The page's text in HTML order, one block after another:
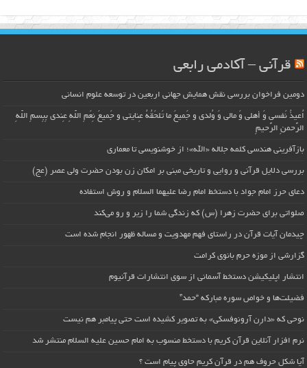
قرآنی – آکادمی رابعی
دومین فراخوان بررسی نقش همایش جهانی اربعین در توسعه علوم انسانی
اُعیذُ نَفسی وَ أهلی وَ مالی وَ وُلدی و جَمیعَ ما تَلحَقُهُ عِنایتی و جَمیعَ نِعَمِ اللّهِ عِندی بِبِسمِ اللّهِ
الرَّحمنِ الرَّحیمِ
بازآفرینی هندسی کلمه جلاله «الله»؛ از خوشنویسی تا معماری
بررسی دلایل قرآنی و روایی و تاریخی مبنی بر امکان زن بودن حضرت ولی عصر (عج)
دعای حرز امام جواد با دستخط امام رضا علیهما السلام و روش استفاده
صلواتی برای حضرت زهرا (س) که زندگی شما را زیر و رو می‌کند
چیدمان آیات قرآن در راستای فهم مهدویت و مساله ظهور انجام شده است
گزارشی از موزه حرم بانوی کرامت
انتشار اپلیکیشن دستخط آسمانی از سوی انتشارات قرآنیوم
فضیلت‌ها و خواص سوره مبارکه “حمد”
نوحی که «دارِن آرونوفسکی» به تصویر کشیده است حتی پیامبر هم نیست
نرم افزار آنلاین قرآن کریم با دستخط منسوب به امام حسین علیه السلام منتشر شد
آیا شکل حروف هم در قرآن کریم حاوی پیام است ؟